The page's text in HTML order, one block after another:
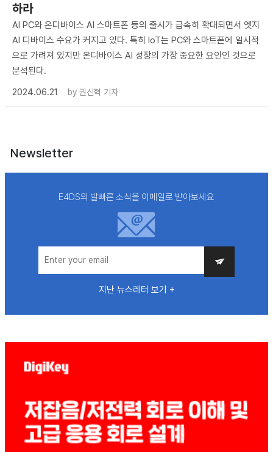
하라
AI PC와 온디바이스 AI 스마트폰 등의 출시가 급속히 확대되면서 엣지
AI 디바이스 수요가 커지고 있다. 특히 IoT는 PC와 스마트폰에 일시적
으로 가려져 있지만 온디바이스 AI 성장의 가장 중요한 요인인 것으로
분석된다.
2024.06.21
by 권신혁 기자
Newsletter
E4DS의 발빠른 소식을 이메일로 받아보세요
지난 뉴스레터 보기 +